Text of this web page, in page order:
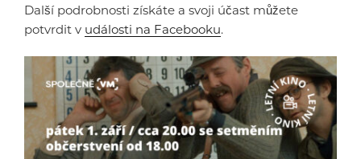
Další podrobnosti získáte a svoji účast můžete
potvrdit v události na Facebooku.